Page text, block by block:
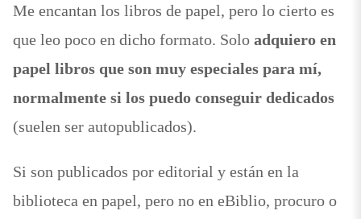
Me encantan los libros de papel, pero lo cierto es
que leo poco en dicho formato. Solo adquiero en
papel libros que son muy especiales para mí,
normalmente si los puedo conseguir dedicados
(suelen ser autopublicados).
Si son publicados por editorial y están en la
biblioteca en papel, pero no en eBiblio, procuro o